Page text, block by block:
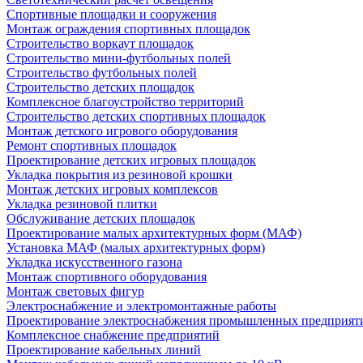
Спортивные площадки и сооружения
Монтаж ограждения спортивных площадок
Строительство воркаут площадок
Строительство мини-футбольных полей
Строительство футбольных полей
Строительство детских площадок
Комплексное благоустройство территорий
Строительство детских спортивных площадок
Монтаж детского игрового оборудования
Ремонт спортивных площадок
Проектирование детских игровых площадок
Укладка покрытия из резиновой крошки
Монтаж детских игровых комплексов
Укладка резиновой плитки
Обслуживание детских площадок
Проектирование малых архитектурных форм (МАФ)
Установка МАФ (малых архитектурных форм)
Укладка искусственного газона
Монтаж спортивного оборудования
Монтаж световых фигур
Электроснабжение и электромонтажные работы
Проектирование электроснабжения промышленных
Комплексное снабжение предприятий
Проектирование кабельных линий